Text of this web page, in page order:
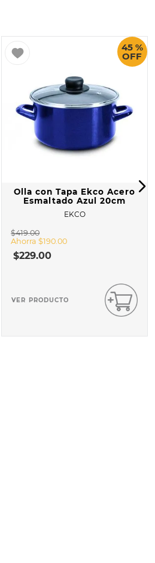
45 %
OFF
Olla con Tapa Ekco Acero
Esmaltado Azul 20cm
EKCO
$419.00
Ahorra$190 .00
$229.00
VER PRODUCTO